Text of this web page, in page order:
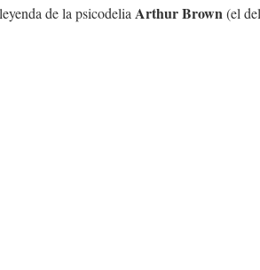
de la psicodelia Arthur Brown(el